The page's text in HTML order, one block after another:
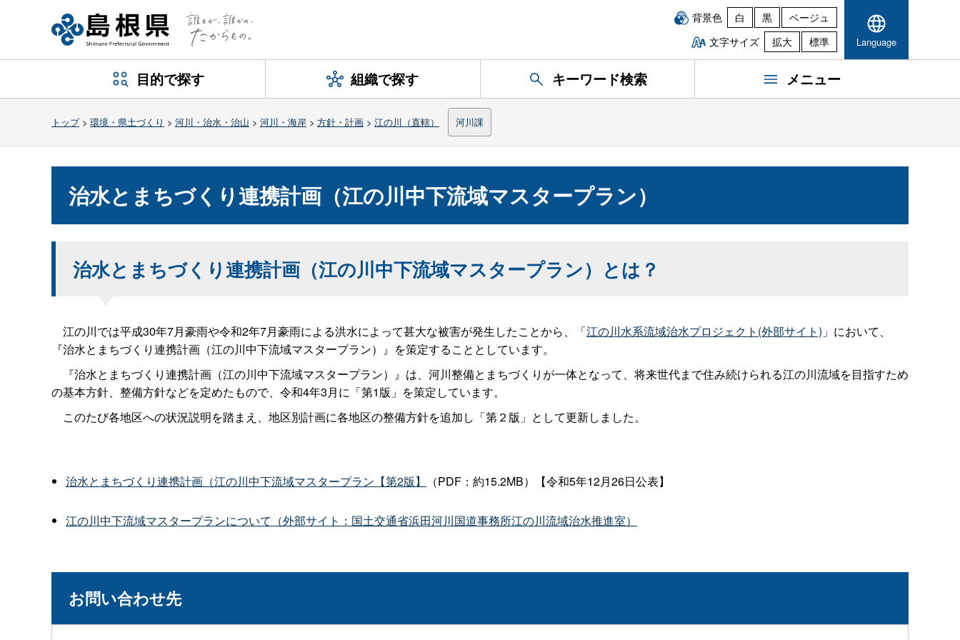
背景色 白 黒
ベージュ
文字サイズ
拡大 標準 Language
目的で探す 組織で探す キーワード検索 メニュー
トップ> 環境・県土づくり > 河川・治水・治山 > 河川・海岸 > 方針・計画 > 江の川（直轄） 河川課
治水とまちづくり連携計画（江の川中下流域マスタープラン）
治水とまちづくり連携計画（江の川中下流域マスタープラン）とは？
江の川では平成30年7月豪雨や令和2年7月豪雨による洪水によって甚大な被害が発生したことから、「江の川水系流域治水プロジェクト(外部サイト) 」において、
『治水とまちづくり連携計画（江の川中下流域マスタープラン）』を策定することとしています。
『治水とまちづくり連携計画（江の川中下流域マスタープラン）』は、河川整備とまちづくりが一体となって、将来世代まで住み続けられる江の川流域を目指すため
の基本方針、整備方針などを定めたもので、令和4年3月に「第1版」を策定しています。
このたび各地区への状況説明を踏まえ、地区別計画に各地区の整備方針を追加し「第２版」として更新しました。
治水とまちづくり連携計画（江の川中下流域マスタープラン【第2版】 （PDF：約15.2MB）【令和5年12月26日公表】
江の川中下流域マスタープランについて（外部サイト：国土交通省浜田河川国道事務所江の川流域治水推進室）
お問い合わせ先